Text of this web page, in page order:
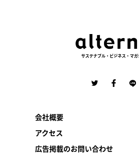
サステナブル・ビジネス・マガ
会社概要
アクセス
広告掲載のお問い合わせ